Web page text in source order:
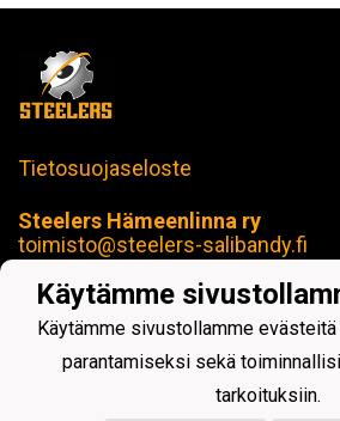
Tietosuojaseloste
Steelers Hämeenlinna ry
toimisto@steelers-salibandy.fi
Härkätie 17 B, 13600
Y-tunnus: 2414280-4
Käytämme
Käytämme sivustollamme
parantamiseksi sekä
tarkoituksiin.